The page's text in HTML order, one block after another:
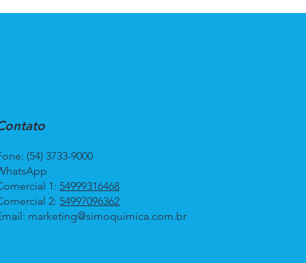
(54) 3733-9000
1: 54999316468
2: 54997096362
marketing@simoquimica.com.br